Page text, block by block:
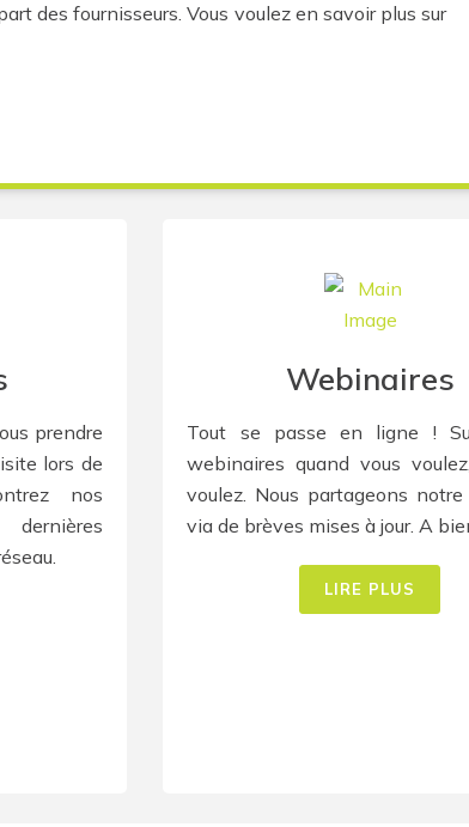
des fournisseurs. Vous voulez en savoir plus sur
prendre
lors de
nos
dernières
Webinaires
Tout se passe en ligne !
webinaires quand vous
voulez. Nous partageons
via de brèves mises à jour. A
LIRE PLUS